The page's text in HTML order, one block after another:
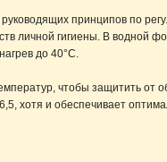
принципов по
личной гигиены. В водной
до 40°C.
чтобы защитить от
хотя и обеспечивает